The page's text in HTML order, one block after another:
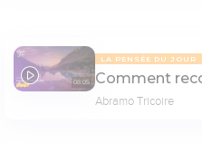
08:05
LA PENSÉE DU JOUR
Comment
Abramo Tricoire